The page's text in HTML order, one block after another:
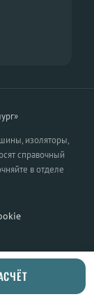
изоляторы,
справочный
в отделе